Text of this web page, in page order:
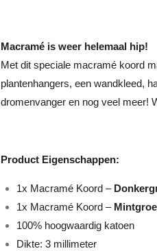
Macramé is weer helemaal hip!
Met dit speciale macramé koord
plantenhangers, een wandkleed,
dromenvanger en nog veel meer!
Product Eigenschappen:
1x Macramé Koord –
1x Macramé Koord –
100% hoogwaardig katoen
Dikte: 3 millimeter